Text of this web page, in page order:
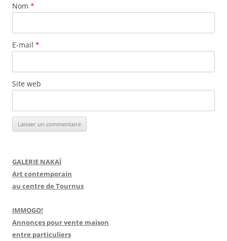
Nom *
E-mail *
Site web
GALERIE NAKAÏ
Art contemporain
au centre de Tournus
IMMOGO!
Annonces pour vente maison
entre particuliers